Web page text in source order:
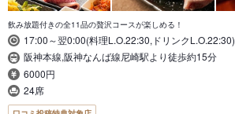
飲み放題付きの全11品の贅沢コースが楽しめる！
17:00～翌0:00(料理L.O.22:30,ドリンクL.O.22:30)
阪神本線,阪神なんば線尼崎駅より徒歩約15分
6000円
24席